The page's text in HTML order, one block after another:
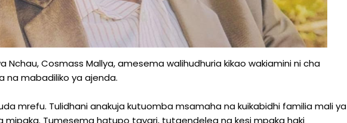
Nchau, Cosmass Mallya, amesema walihudhuria kikao wakiamini ni cha
na mabadiliko ya ajenda.
mrefu. Tulidhani anakuja kutuomba msamaha na kuikabidhi familia mali ya
mipaka. Tumesema hatupo tayari, tutaendelea na kesi mpaka haki